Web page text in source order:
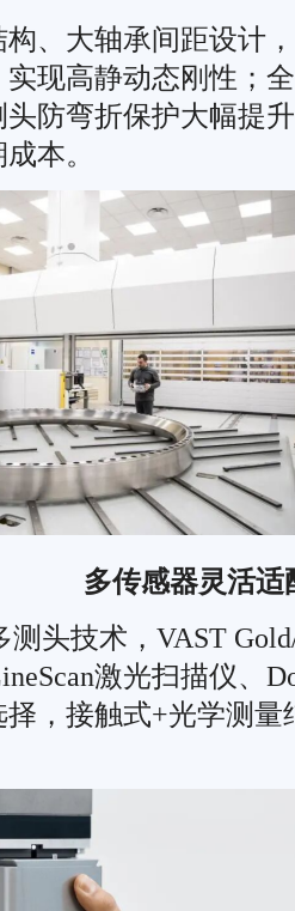
、大轴承间距设计
现高静动态刚性；
防弯折保护大幅提
本。
多传感器灵活适
测头技术，VAST
激光扫描仪、
，接触式+光学测